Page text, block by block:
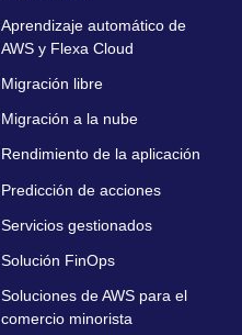
Aprendizaje automático de
AWS y Flexa Cloud
Migración libre
Migración a la nube
Rendimiento de la aplicación
Predicción de acciones
Servicios gestionados
Solución FinOps
Soluciones de AWS para el
comercio minorista